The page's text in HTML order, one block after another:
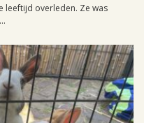
leeftijd overleden. Ze was